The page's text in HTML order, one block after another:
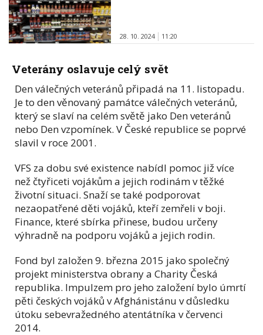
28. 10. 2024 11:20
Veterány oslavuje celý svět
Den válečných veteránů připadá na 11. listopadu.
Je to den věnovaný památce válečných veteránů,
který se slaví na celém světě jako Den veteránů
nebo Den vzpomínek. V České republice se poprvé
slavil v roce 2001.
VFS za dobu své existence nabídl pomoc již více
než čtyřiceti vojákům a jejich rodinám v těžké
životní situaci. Snaží se také podporovat
nezaopatřené děti vojáků, kteří zemřeli v boji.
Finance, které sbírka přinese, budou určeny
výhradně na podporu vojáků a jejich rodin.
Fond byl založen 9. března 2015 jako společný
projekt ministerstva obrany a Charity Česká
republika. Impulzem pro jeho založení bylo úmrtí
pěti českých vojáků v Afghánistánu v důsledku
útoku sebevražedného atentátníka v červenci
2014.